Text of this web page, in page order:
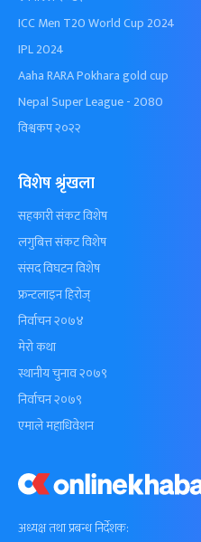
अध्यक्ष तथा प्रबन्ध निर्देशक:
ICC Men T20 World Cup 2024
IPL 2024
Aaha RARA Pokhara gold cup
Nepal Super League - 2080
विश्वकप २०२२
विशेष श्रृंखला
सहकारी संकट विशेष
लगुबित्त संकट विशेष
संसद विघटन विशेष
फ्रन्टलाइन हिरोज्
निर्वाचन २०७४
मेरो कथा
स्थानीय चुनाव २०७९
निर्वाचन २०७९
एमाले महाधिवेशन